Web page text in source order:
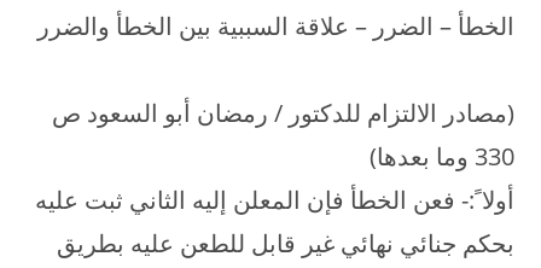
الخطأ – الضرر – علاقة السببية بين الخطأ والضرر
(مصادر الالتزام للدكتور / رمضان أبو السعود ص
330 وما بعدها)
أولا ً:- فعن الخطأ فإن المعلن إليه الثاني ثبت عليه
بحكم جنائي نهائي غير قابل للطعن عليه بطريق